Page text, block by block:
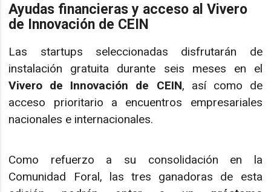
Ayudas financieras y acceso al Vivero
de Innovación de CEIN
Las startups seleccionadas disfrutarán de
instalación gratuita durante seis meses en el
Vivero de Innovación de CEIN, así como de
acceso prioritario a encuentros empresariales
nacionales e internacionales.
Como refuerzo a su consolidación en la
Comunidad Foral, las tres ganadoras de esta